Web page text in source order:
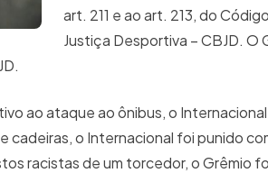
art. 211 e ao art. 213, do
Justiça Desportiva – CBJD. O
ao ataque ao ônibus, o
cadeiras, o Internacional foi punido
racistas de um torcedor, o Grêmio